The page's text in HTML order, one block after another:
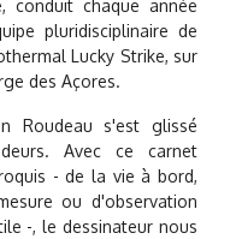
conduit chaque année
pluridisciplinaire de
Lucky Strike, sur
des Açores.
Roudeau s'est glissé
Avec ce carnet
- de la vie à bord,
ou d'observation
-, le dessinateur nous